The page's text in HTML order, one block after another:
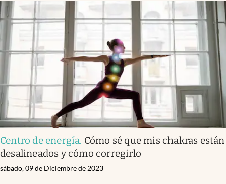
Centro de energía. Cómo sé que mis chakras están
desalineados y cómo corregirlo
sábado, 09 de Diciembre de 2023